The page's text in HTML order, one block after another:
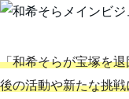
「和希そらが宝塚を
後の活動や新たな挑